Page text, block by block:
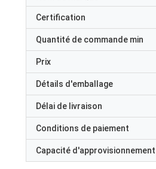
Certification
Quantité de commande min
Prix
Détails d'emballage
Délai de livraison
Conditions de paiement
Capacité d'approvisionnement